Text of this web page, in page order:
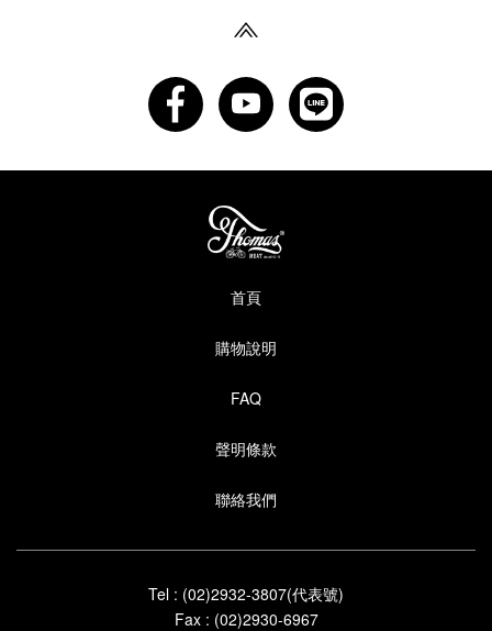
首頁
購物說明
FAQ
聲明條款
聯絡我們
Tel : (02)2932-3807(代表號)
Fax : (02)2930-6967